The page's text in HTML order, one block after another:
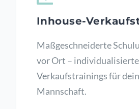
Inhouse-
Maßgeschneiderte
vor Ort – individualisierte
Verkaufstrainings für
Mannschaft.